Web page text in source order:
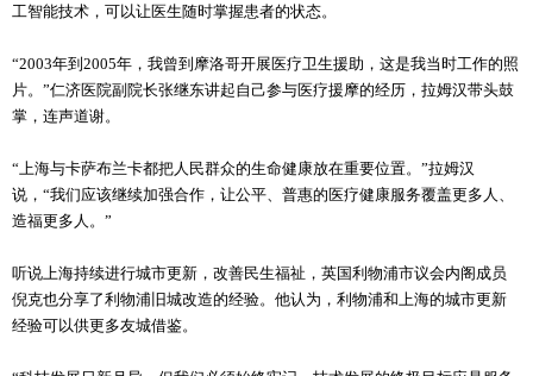
工智能技术，可以让医生随时掌握患者的状态。
“2003年到2005年，我曾到摩洛哥开展医疗卫生援助，这是我当时工作的照
片。”仁济医院副院长张继东讲起自己参与医疗援摩的经历，拉姆汉带头鼓
掌，连声道谢。
“上海与卡萨布兰卡都把人民群众的生命健康放在重要位置。”拉姆汉
说，“我们应该继续加强合作，让公平、普惠的医疗健康服务覆盖更多人、
造福更多人。”
听说上海持续进行城市更新，改善民生福祉，英国利物浦市议会内阁成员
倪克也分享了利物浦旧城改造的经验。他认为，利物浦和上海的城市更新
经验可以供更多友城借鉴。